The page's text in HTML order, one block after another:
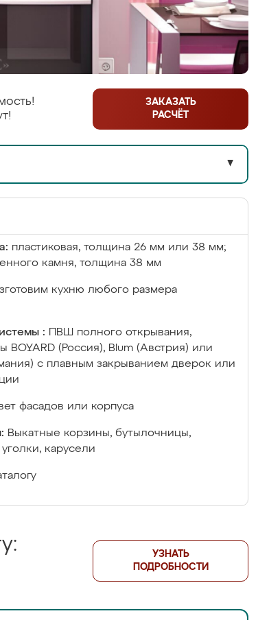
ЗАКАЗАТЬ
РАСЧЁТ
▼
пластиковая, толщина 26 мм или 38 мм;
камня, толщина 38 мм
кухню любого размера
:
ПВШ полного открывания,
BOYARD (Россия), Blum (Австрия) или
с плавным закрыванием дверок или
фасадов или корпуса
Выкатные корзины, бутылочницы,
карусели
УЗНАТЬ
ПОДРОБНОСТИ